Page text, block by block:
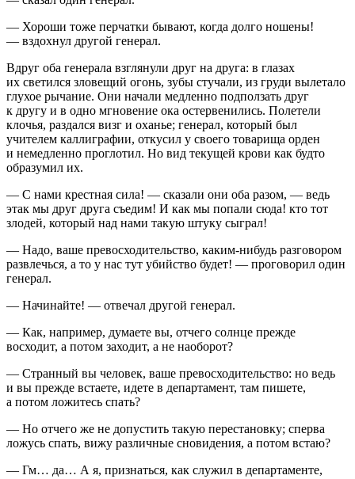
— Хороши тоже перчатки бывают, когда долго ношены!
— вздохнул другой генерал.
Вдруг оба генерала взглянули друг на друга: в глазах
их светился зловещий огонь, зубы стучали, из груди вылетало
глухое рычание. Они начали медленно подползать друг
к другу и в одно мгновение ока остервенились. Полетели
клочья, раздался визг и оханье; генерал, который был
учителем каллиграфии, откусил у своего товарища орден
и немедленно проглотил. Но вид текущей крови как будто
образумил их.
— С нами крестная сила! — сказали они оба разом, — ведь
этак мы друг друга съедим! И как мы попали сюда! кто тот
злодей, который над нами такую штуку сыграл!
— Надо, ваше превосходительство, каким-нибудь разговором
развлечься, а то у нас тут убийство будет! — проговорил один
генерал.
— Начинайте! — отвечал другой генерал.
— Как, например, думаете вы, отчего солнце прежде
восходит, а потом заходит, а не наоборот?
— Странный вы человек, ваше превосходительство: но ведь
и вы прежде встаете, идете в департамент, там пишете,
а потом ложитесь спать?
— Но отчего же не допустить такую перестановку; сперва
ложусь спать, вижу различные сновидения, а потом встаю?
— Гм… да… А я, признаться, как служил в департаменте,